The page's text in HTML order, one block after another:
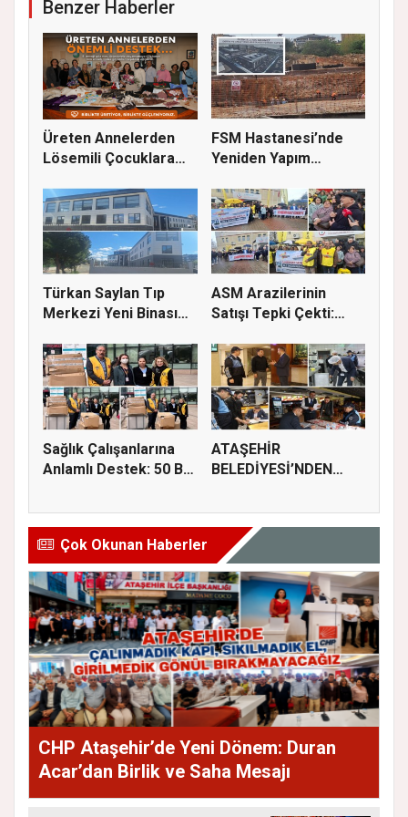
Benzer Haberler
Üreten Annelerden
Lösemili Çocuklara
FSM Hastanesi’nde
Yeniden Yapım
Türkan Saylan Tıp
Merkezi Yeni Binası
ASM Arazilerinin
Satışı Tepki Çekti:
Sağlık Çalışanlarına
Anlamlı Destek: 50 Bin
ATAŞEHİR
BELEDİYESİ’NDEN
İÇİN...
Çok Okunan Haberler
CHP Ataşehir’de Yeni Dönem: Duran
Acar’dan Birlik ve Saha Mesajı